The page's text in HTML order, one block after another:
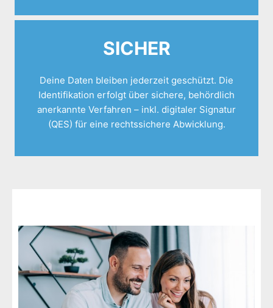
SICHER
Deine Daten bleiben jederzeit geschützt. Die
Identifikation erfolgt über sichere, behördlich
anerkannte Verfahren – inkl. digitaler Signatur
(QES) für eine rechtssichere Abwicklung.